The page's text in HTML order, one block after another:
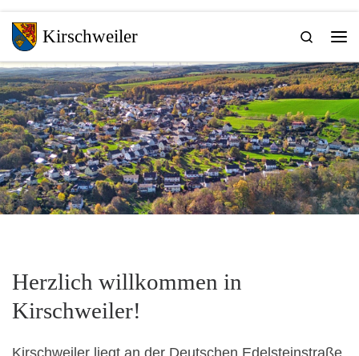
Zum Inhalt springen
Kirschweiler
Search
Herzlich willkommen in
Kirschweiler!
Kirschweiler liegt an der Deutschen Edelsteinstraße